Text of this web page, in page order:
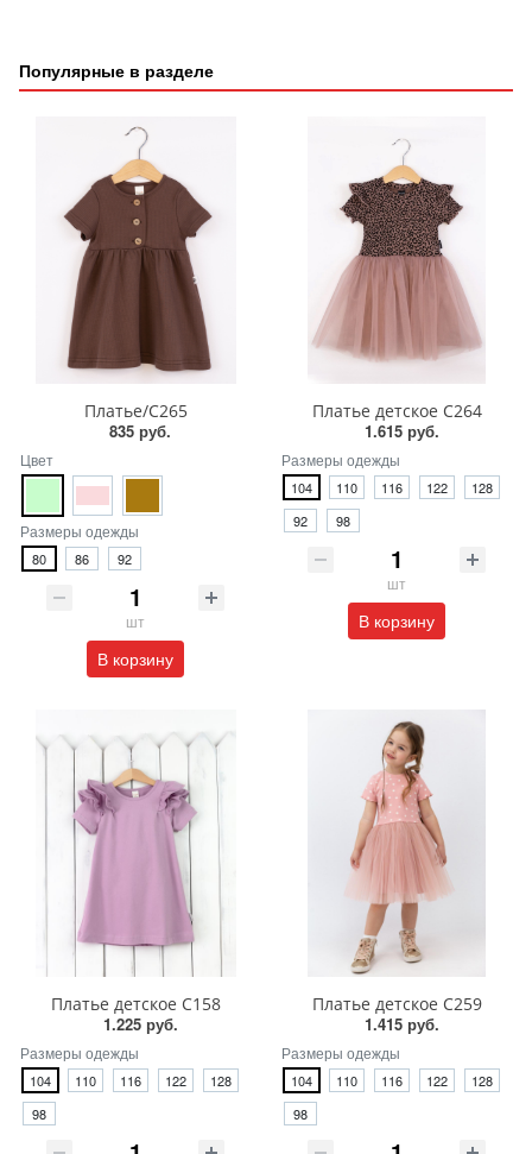
Популярные в разделе
Платье/С265
835 руб.
Цвет
Размеры одежды
80 86 92
шт
В корзину
Платье детское С264
1.615 руб.
Размеры одежды
104 110 116 122
128
92
98
шт
В корзину
Платье детское С158
1.225 руб.
Размеры одежды
104 110 116 122
128
98
Платье детское С259
1.415 руб.
Размеры одежды
104 110 116 122
128
98